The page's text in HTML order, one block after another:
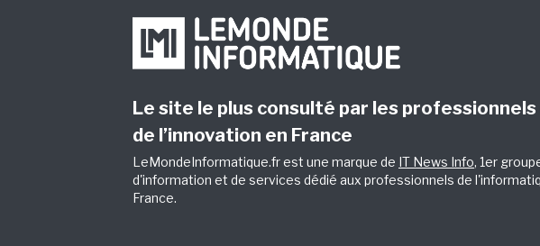
Le site le plus consulté par les professionnels
de l’innovation en France
LeMondeInformatique.fr est une marque de IT News Info, 1er
d'information et de services dédié aux professionnels de
France.